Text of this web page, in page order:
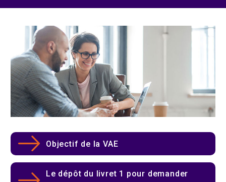
Objectif de la VAE
Le dépôt du livret 1 pour demander